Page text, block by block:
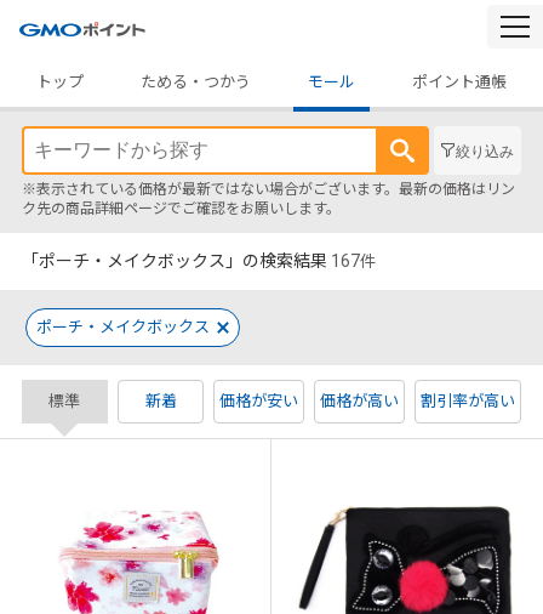
トップ
ためる・つかう モール ポイント通帳
絞り込み
※表示されている価格が最新ではない場合がございます。最新の価格はリン
ク先の商品詳細ページでご確認をお願いします。
「ポーチ・メイクボックス」の検索結果 167件
ポーチ・メイクボックス
標準 新着 価格が安い 価格が高い 割引率が高い